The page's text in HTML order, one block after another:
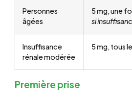
Personnes
âgées
5 mg, une
si
Insuffisance
rénale modérée
5 mg, tous
Première prise